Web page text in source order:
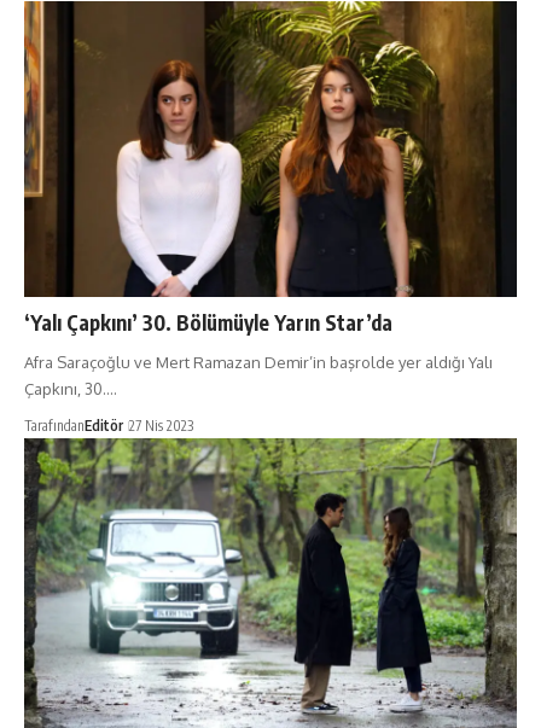
‘Yalı Çapkını’ 30. Bölümüyle Yarın Star’da
Afra Saraçoğlu ve Mert Ramazan Demir’in başrolde yer aldığı Yalı
Çapkını, 30.…
TarafındanEditör 27 Nis 2023